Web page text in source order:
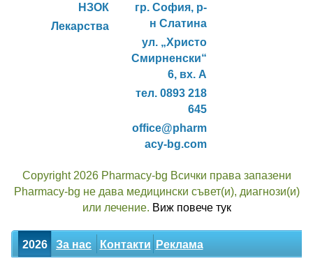
НЗОК
Лекарства
гр. София, р-
н Слатина
ул. „Христо
Смирненски“
6, вх. А
тел. 0893 218
645
office@pharm
acy-bg.com
Copyright 2026 Pharmacy-bg Всички права запазени
Pharmacy-bg не дава медицински съвет(и), диагнози(и)
или лечение. Виж повече тук
2026 За нас Контакти Реклама